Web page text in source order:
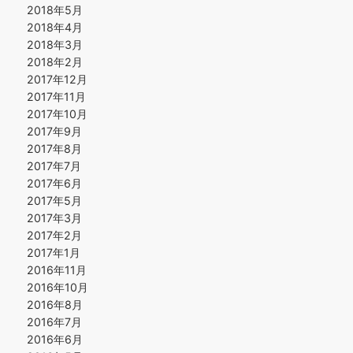
2018年5月
2018年4月
2018年3月
2018年2月
2017年12月
2017年11月
2017年10月
2017年9月
2017年8月
2017年7月
2017年6月
2017年5月
2017年3月
2017年2月
2017年1月
2016年11月
2016年10月
2016年8月
2016年7月
2016年6月